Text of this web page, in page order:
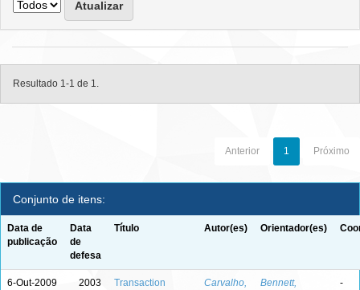
Resultado 1-1 de 1.
Anterior 1 Próximo
Conjunto de itens:
Data de
publicação
Data
de
defesa
Título Autor(es) Orientador(es)
6-Out-2009 2003
Transaction
Carvalho,
Bennett,
-